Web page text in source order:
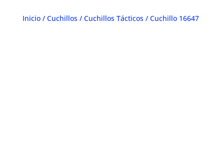
Inicio/ Cuchillos/ Cuchillos Tácticos/ Cuchillo 16647